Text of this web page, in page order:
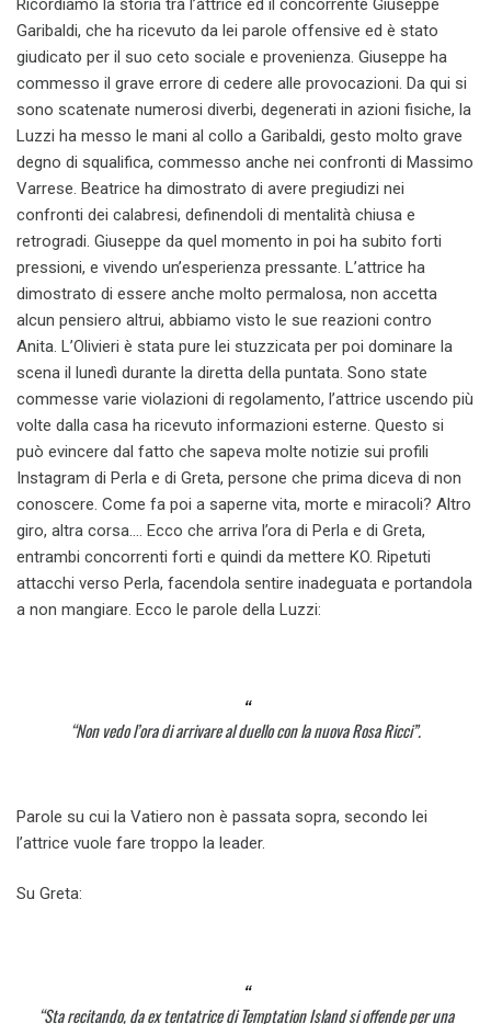
Ricordiamo la storia tra l’attrice ed il concorrente Giuseppe
Garibaldi, che ha ricevuto da lei parole offensive ed è stato
giudicato per il suo ceto sociale e provenienza. Giuseppe ha
commesso il grave errore di cedere alle provocazioni. Da qui si
sono scatenate numerosi diverbi, degenerati in azioni fisiche, la
Luzzi ha messo le mani al collo a Garibaldi, gesto molto grave
degno di squalifica, commesso anche nei confronti di Massimo
Varrese. Beatrice ha dimostrato di avere pregiudizi nei
confronti dei calabresi, definendoli di mentalità chiusa e
retrogradi. Giuseppe da quel momento in poi ha subito forti
pressioni, e vivendo un’esperienza pressante. L’attrice ha
dimostrato di essere anche molto permalosa, non accetta
alcun pensiero altrui, abbiamo visto le sue reazioni contro
Anita. L’Olivieri è stata pure lei stuzzicata per poi dominare la
scena il lunedì durante la diretta della puntata. Sono state
commesse varie violazioni di regolamento, l’attrice uscendo più
volte dalla casa ha ricevuto informazioni esterne. Questo si
può evincere dal fatto che sapeva molte notizie sui profili
Instagram di Perla e di Greta, persone che prima diceva di non
conoscere. Come fa poi a saperne vita, morte e miracoli? Altro
giro, altra corsa…. Ecco che arriva l’ora di Perla e di Greta,
entrambi concorrenti forti e quindi da mettere KO. Ripetuti
attacchi verso Perla, facendola sentire inadeguata e portandola
a non mangiare. Ecco le parole della Luzzi:
“Non vedo l’ora di arrivare al duello con la nuova Rosa Ricci”.
Parole su cui la Vatiero non è passata sopra, secondo lei
l’attrice vuole fare troppo la leader.
Su Greta:
“Sta recitando, da ex tentatrice di Temptation Island si offende per una